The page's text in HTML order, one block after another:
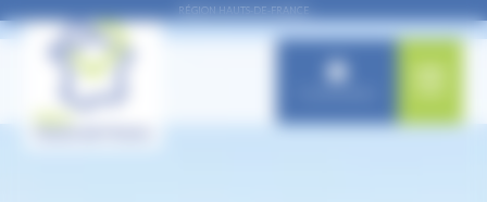
Panneau de gestion des cookies
Connexion
RÉGION HAUTS-DE-FRANCE